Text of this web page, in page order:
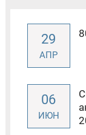
29
АПР
06
ИЮН